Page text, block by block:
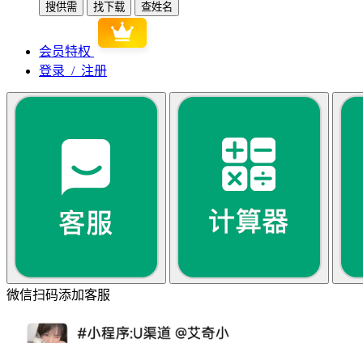
搜供需
找下载 查姓名
会员特权
登录 / 注册
微信扫码添加客服